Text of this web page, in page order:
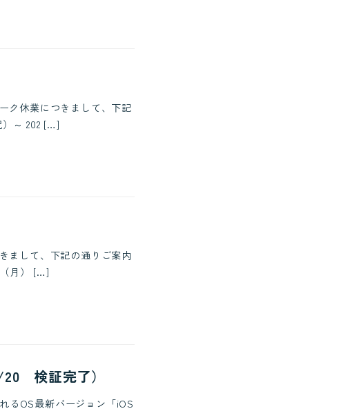
ク休業につきまして、下記
）～ 202 […]
まして、下記の通りご案内
（月） […]
検証完了）
るOS最新バージョン「iOS